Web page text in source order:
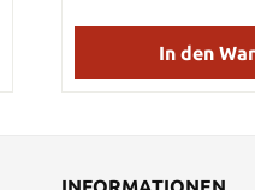
echtem
versehene Tsuka
(Wickelband)
Montierungen des
In den